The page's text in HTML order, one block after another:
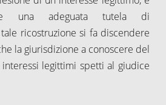
una adeguata tutela di
ricostruzione si fa discendere
la giurisdizione a conoscere del
legittimi spetti al giudice